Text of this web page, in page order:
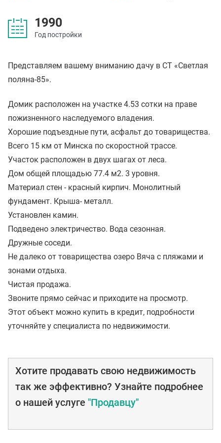
1990
Год постройки
Представляем вашему вниманию дачу в СТ «Светлая
поляна-85».
Домик расположен на участке 4.53 сотки на праве
пожизненного наследуемого владения.
Хорошие подъездные пути, асфальт до товарищества.
Всего 15 км от Минска по скоростной трассе.
Участок расположен в двух шагах от леса.
Дом общей площадью 77.4 м2. 3 уровня.
Материал стен - красный кирпич. Монолитный
фундамент. Крыша- металл.
Установлен камин.
Подведено электричество. Вода сезонная.
Дружные соседи.
Не далеко от товарищества озеро Вяча с пляжами и
зонами отдыха.
Чистая продажа.
Звоните прямо сейчас и приходите на просмотр.
Этот объект можно купить в кредит, подробности
уточняйте у специалиста по недвижимости.
Хотите продавать свою недвижимость
так же эффективно? Узнайте подробнее
о нашей услуге "Продавцу"